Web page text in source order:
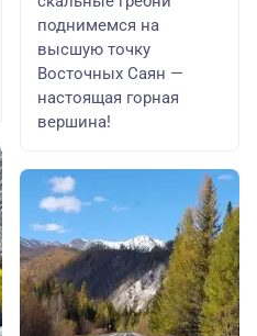
поднимемся на
высшую точку
Восточных Саян —
настоящая горная
вершина!